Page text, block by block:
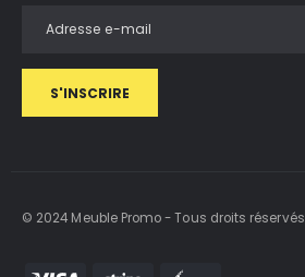
S'INSCRIRE
© 2024 Meuble Promo - Tous droits réservés